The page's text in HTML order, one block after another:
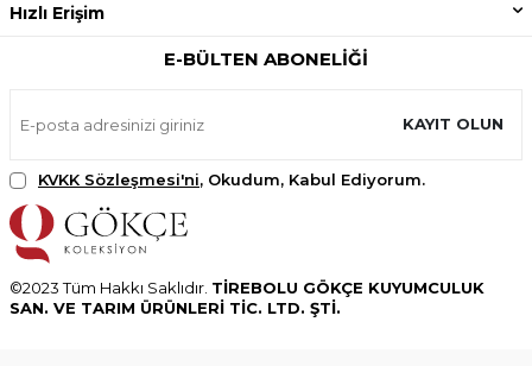
Hızlı Erişim
E-BÜLTEN ABONELIĞI
KAYIT OLUN
KVKK Sözleşmesi'ni, Okudum, Kabul Ediyorum.
©2023 Tüm Hakkı Saklıdır. TİREBOLU GÖKÇE KUYUMCULUK
SAN. VE TARIM ÜRÜNLERİ TİC. LTD. ŞTİ.